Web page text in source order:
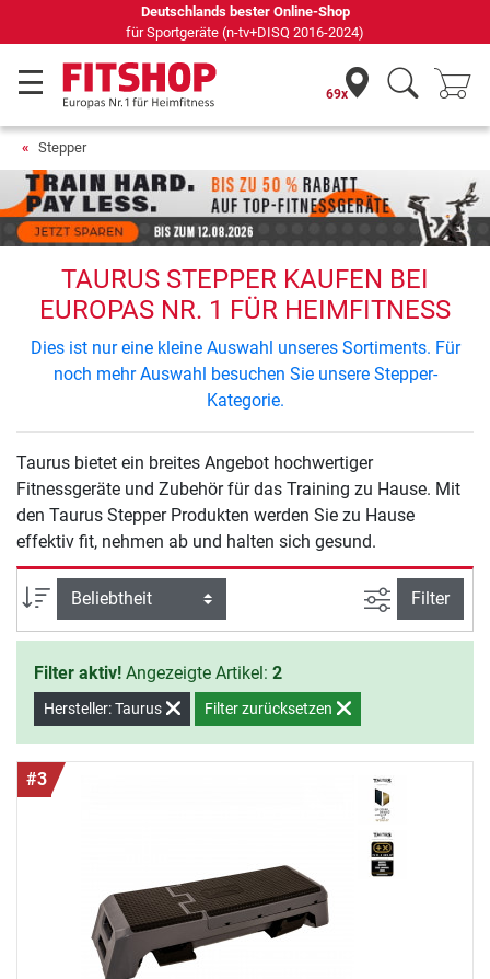
Deutschlands bester Online-Shop
für Sportgeräte (n-tv+DISQ 2016-2024)
69x
Stepper
TAURUS STEPPER KAUFEN BEI
EUROPAS NR. 1 FÜR HEIMFITNESS
Dies ist nur eine kleine Auswahl unseres Sortiments. Für
noch mehr Auswahl besuchen Sie unsere Stepper-
Kategorie.
Taurus bietet ein breites Angebot hochwertiger
Fitnessgeräte und Zubehör für das Training zu Hause. Mit
den Taurus Stepper Produkten werden Sie zu Hause
effektiv fit, nehmen ab und halten sich gesund.
Sortierung Ansicht
Filter
Filter aktiv! Angezeigte Artikel: 2
Hersteller: Taurus Filter zurücksetzen
#3